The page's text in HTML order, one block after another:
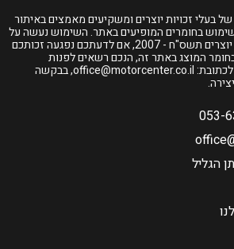
בעלי זכויות יוצרים ומשקיעים מאמצים באיתור
שימוש בחומרים המופיעים באתר. השימוש נעשה על
פי סעיף 27א לחוק זכויות יוצרים תשס"ח - 2007, אם לדעתכם נפגעה זכותכם
בחומר המוצג באתר זה, הנכם רשאים לפנות
office@motorcenter.co.il, בבקשה